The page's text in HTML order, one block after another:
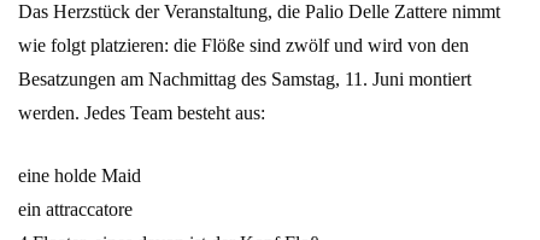
Das Herzstück der Veranstaltung, die Palio Delle Zattere nimmt
wie folgt platzieren: die Flöße sind zwölf und wird von den
Besatzungen am Nachmittag des Samstag, 11. Juni montiert
werden. Jedes Team besteht aus:
eine holde Maid
ein attraccatore